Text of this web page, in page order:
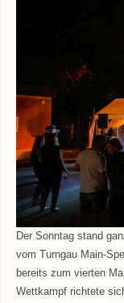
Der Sonntag stand
vom Turngau Main-
bereits zum vierten
Wettkampf richtete